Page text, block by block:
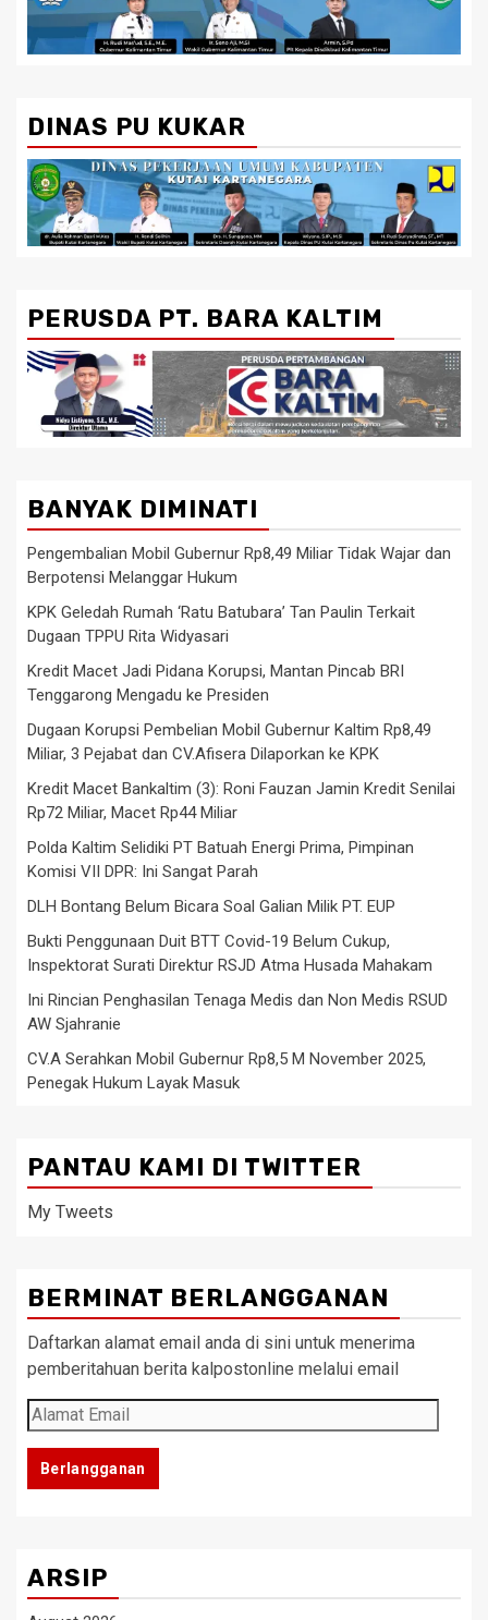
DINAS PU KUKAR
PERUSDA PT. BARA KALTIM
BANYAK DIMINATI
Pengembalian Mobil Gubernur Rp8,49 Miliar Tidak Wajar dan
Berpotensi Melanggar Hukum
KPK Geledah Rumah ‘Ratu Batubara’ Tan Paulin Terkait
Dugaan TPPU Rita Widyasari
Kredit Macet Jadi Pidana Korupsi, Mantan Pincab BRI
Tenggarong Mengadu ke Presiden
Dugaan Korupsi Pembelian Mobil Gubernur Kaltim Rp8,49
Miliar, 3 Pejabat dan CV.Afisera Dilaporkan ke KPK
Kredit Macet Bankaltim (3): Roni Fauzan Jamin Kredit Senilai
Rp72 Miliar, Macet Rp44 Miliar
Polda Kaltim Selidiki PT Batuah Energi Prima, Pimpinan
Komisi VII DPR: Ini Sangat Parah
DLH Bontang Belum Bicara Soal Galian Milik PT. EUP
Bukti Penggunaan Duit BTT Covid-19 Belum Cukup,
Inspektorat Surati Direktur RSJD Atma Husada Mahakam
Ini Rincian Penghasilan Tenaga Medis dan Non Medis RSUD
AW Sjahranie
CV.A Serahkan Mobil Gubernur Rp8,5 M November 2025,
Penegak Hukum Layak Masuk
PANTAU KAMI DI TWITTER
My Tweets
BERMINAT BERLANGGANAN
Daftarkan alamat email anda di sini untuk menerima
pemberitahuan berita kalpostonline melalui email
Alamat
Email
Berlangganan
ARSIP